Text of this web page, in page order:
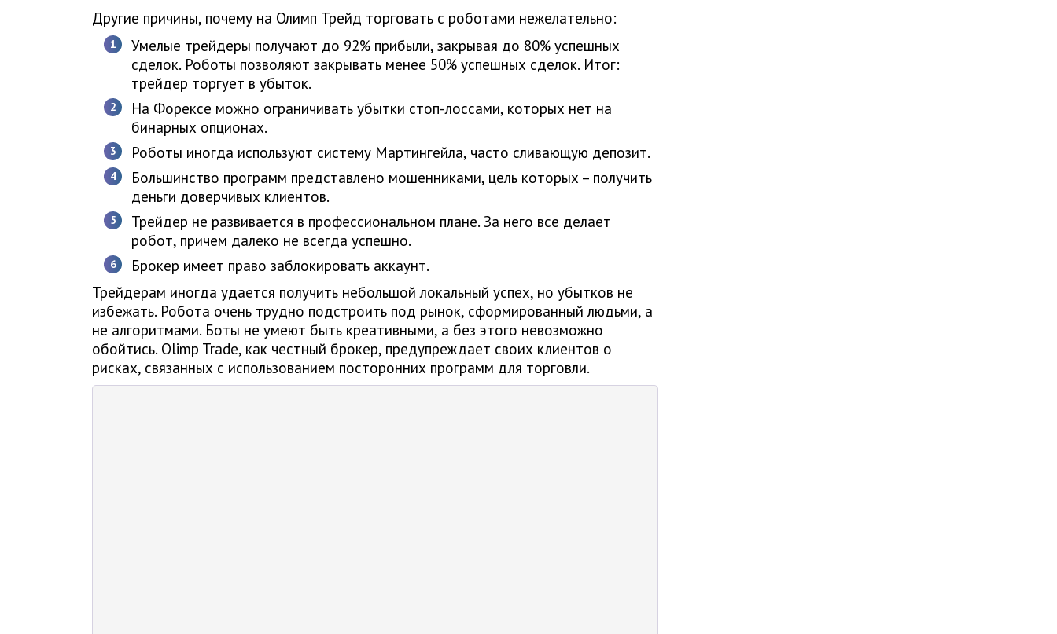
Другие причины, почему на Олимп Трейд торговать с роботами нежелательно:
Умелые трейдеры получают до 92% прибыли, закрывая до 80% успешных
сделок. Роботы позволяют закрывать менее 50% успешных сделок. Итог:
трейдер торгует в убыток.
На Форексе можно ограничивать убытки стоп-лоссами, которых нет на
бинарных опционах.
Роботы иногда используют систему Мартингейла, часто сливающую депозит.
Большинство программ представлено мошенниками, цель которых – получить
деньги доверчивых клиентов.
Трейдер не развивается в профессиональном плане. За него все делает
робот, причем далеко не всегда успешно.
Брокер имеет право заблокировать аккаунт.
Трейдерам иногда удается получить небольшой локальный успех, но убытков не
избежать. Робота очень трудно подстроить под рынок, сформированный людьми, а
не алгоритмами. Боты не умеют быть креативными, а без этого невозможно
обойтись. Olimp Trade, как честный брокер, предупреждает своих клиентов о
рисках, связанных с использованием посторонних программ для торговли.